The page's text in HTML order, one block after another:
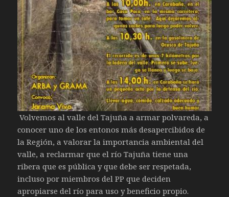
Volvemos al valle del Tajuña a armar polvareda, a
conocer uno de los entonos más desapercibidos de
la Región, a valorar la importancia ambiental del
valle, a reclarmar que el río Tajuña tiene una
ribera que es pública y que debe ser respetada,
incluso por miembros del PP que deciden
apropiarse del río para uso y beneficio propio.